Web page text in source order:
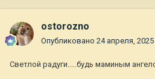
ostorozno
Опубликовано 24 апреля, 2025
Светлой радуги.....будь маминым